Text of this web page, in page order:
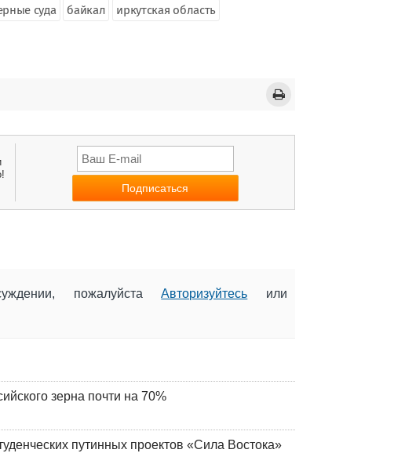
суда байкал иркутская область
пожалуйстаАвторизуйтесь или
зерна почти на 70%
путинных проектов «Сила Востока»